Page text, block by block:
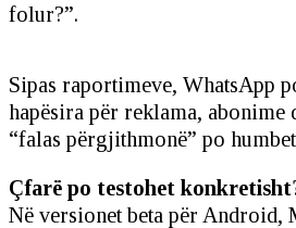
folur?”.
Sipas raportimeve, WhatsApp
hapësira për reklama, abonime
“falas përgjithmonë” po
Çfarë po testohet
Në versionet beta për Android,